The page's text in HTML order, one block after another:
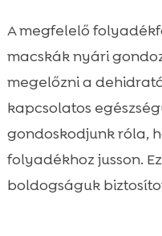
A megfelelő
macskák nyári
megelőzni a
kapcsolatos
gondoskodjunk róla,
folyadékhoz jusson.
boldogságuk